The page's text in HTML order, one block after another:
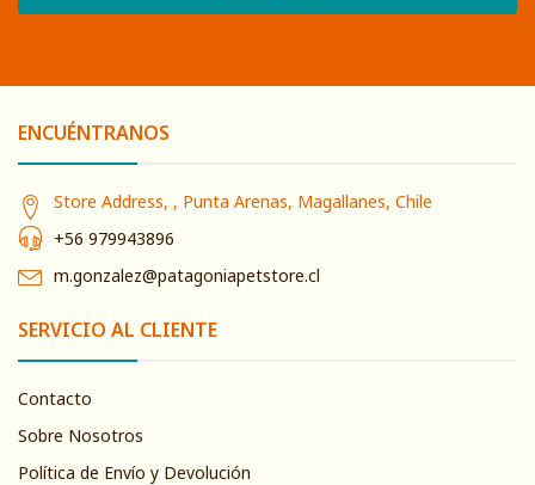
ENCUÉNTRANOS
Store Address, , Punta Arenas, Magallanes, Chile
+56 979943896
m.gonzalez@patagoniapetstore.cl
SERVICIO AL CLIENTE
Contacto
Sobre Nosotros
Política de Envío y Devolución